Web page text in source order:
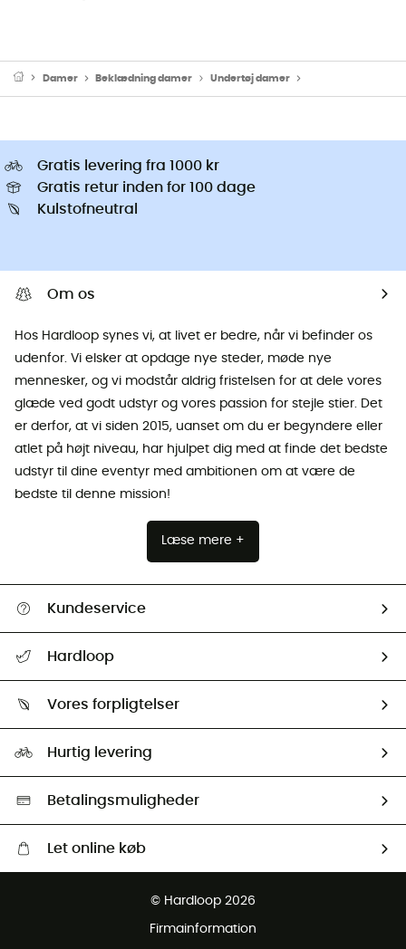
Damer Beklædning damer Undertøj damer
Gratis levering fra 1000 kr
Gratis retur inden for 100 dage
Kulstofneutral
Om os
Hos Hardloop synes vi, at livet er bedre, når vi befinder os
udenfor. Vi elsker at opdage nye steder, møde nye
mennesker, og vi modstår aldrig fristelsen for at dele vores
glæde ved godt udstyr og vores passion for stejle stier. Det
er derfor, at vi siden 2015, uanset om du er begyndere eller
atlet på højt niveau, har hjulpet dig med at finde det bedste
udstyr til dine eventyr med ambitionen om at være de
bedste til denne mission!
Læse mere +
Kundeservice
Returnering & Tilbagebetaling
Hardloop
Our ambassadors
Vores forpligtelser
Second hand
HardGreen Udvalg
Hurtig levering
Betalingsmuligheder
Let online køb
Gratis retur inden for 100 dage
© Hardloop 2026
Firmainformation